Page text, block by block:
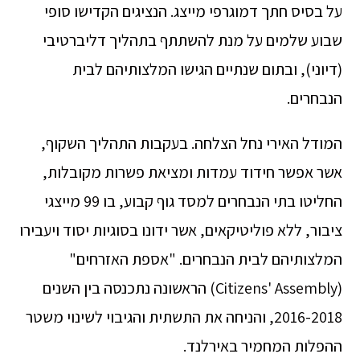
על בסיס חתך דמוגרפי מייצג. הנציגים הקדישו סופי
שבוע שלמים על מנת להשתתף בתהליך דליברטיבי
(דיוני), ובתום שנתיים הגישו המלצותיהם לבית
הנבחרים.
המודל האירי נחל הצלחה. בעקבות התהליך השקוף,
אשר אפשר חידוד עמדות ומציאת פשרות מקובלות,
החליטו בתי הנבחרים למסד גוף קבוע, בו 99 מייצגי
ציבור, ללא פוליטיקאים, אשר ידונו בסוגיות יסוד ויעבירו
המלצותיהם לבית הנבחרים. "אספת האזרחים"
(Citizens' Assembly) הראשונה נתכנסה בין השנים
2016-2018, והניחה את התשתית והגיבוי לשינוי משטר
ההפלות המחמיר באירלנד.